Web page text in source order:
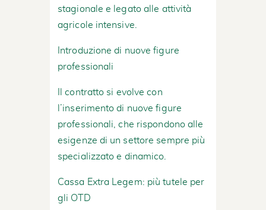
stagionale e legato alle attività
agricole intensive.
Introduzione di nuove figure
professionali
Il contratto si evolve con
l’inserimento di nuove figure
professionali, che rispondono alle
esigenze di un settore sempre più
specializzato e dinamico.
Cassa Extra Legem: più tutele per
gli OTD